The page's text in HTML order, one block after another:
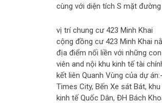
cùng với diện tích S mặt
vị trí chung cư 423 Minh Khai
cộng đồng cư 423 Minh Khai
địa điểm nối liền với những
viên and nội khu kinh tế tài
kết liên Quanh Vùng của dự
Times City, Bến Xe sát Bát,
kinh tế Quốc Dân, ĐH Bách